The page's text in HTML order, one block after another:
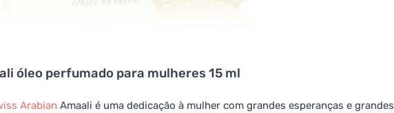
óleo perfumado para mulheres 15 ml
Arabian Amaali é uma dedicação à mulher com grandes esperanças e grandes